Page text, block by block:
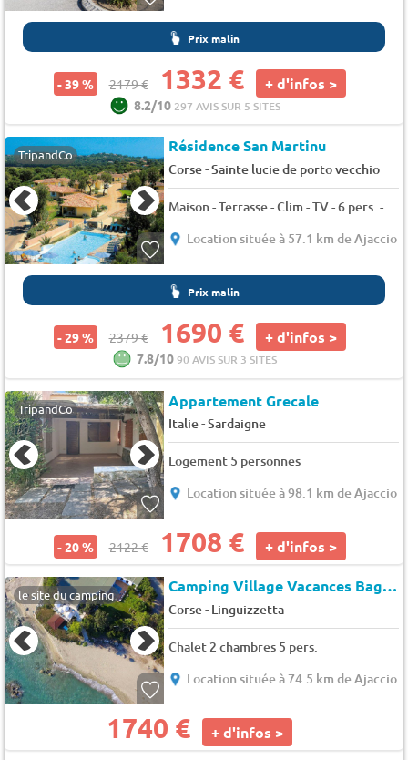
Prix malin
- 39 % 2179 € 1332 € + d'infos >
8.2/10 297 AVIS SUR 5 SITES
TripandCo Résidence San Martinu
Corse-Sainte lucie de porto vecchio
Maison - Terrasse - Clim - TV - 6 pers. - 48m2
Location située à 57.1 km de Ajaccio
Prix malin
- 29 % 2379 € 1690 € + d'infos >
7.8/1090 AVIS SUR 3 SITES
TripandCo Appartement Grecale
Italie-Sardaigne
Logement 5 personnes
Location située à 98.1 km de Ajaccio
- 20 % 2122 € 1708 € + d'infos >
le site du camping Camping Village Vacances Bagheera
Corse- Linguizzetta
Chalet 2 chambres 5 pers.
Location située à 74.5 km de Ajaccio
1740 € + d'infos >